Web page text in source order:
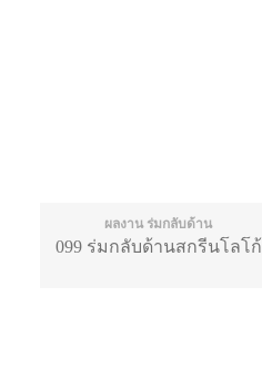
ผลงาน ร่มกลับด้าน
099 ร่มกลับด้านสกรีนโลโก้